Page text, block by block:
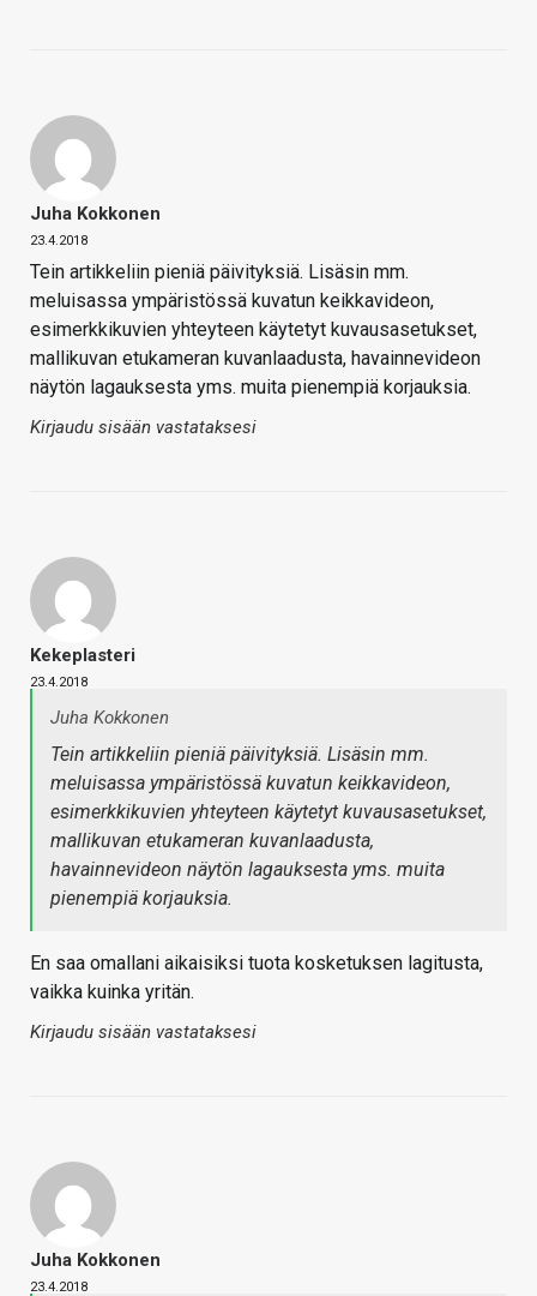
Juha Kokkonen
23.4.2018
Tein artikkeliin pieniä päivityksiä. Lisäsin mm.
meluisassa ympäristössä kuvatun keikkavideon,
esimerkkikuvien yhteyteen käytetyt kuvausasetukset,
mallikuvan etukameran kuvanlaadusta, havainnevideon
näytön lagauksesta yms. muita pienempiä korjauksia.
Kirjaudu sisään vastataksesi
Kekeplasteri
23.4.2018
Juha Kokkonen
Tein artikkeliin pieniä päivityksiä. Lisäsin mm.
meluisassa ympäristössä kuvatun keikkavideon,
esimerkkikuvien yhteyteen käytetyt kuvausasetukset,
mallikuvan etukameran kuvanlaadusta,
havainnevideon näytön lagauksesta yms. muita
pienempiä korjauksia.
En saa omallani aikaisiksi tuota kosketuksen lagitusta,
vaikka kuinka yritän.
Kirjaudu sisään vastataksesi
Juha Kokkonen
23.4.2018